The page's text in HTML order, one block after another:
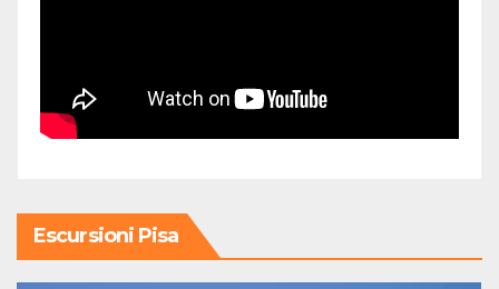
Escursioni Pisa